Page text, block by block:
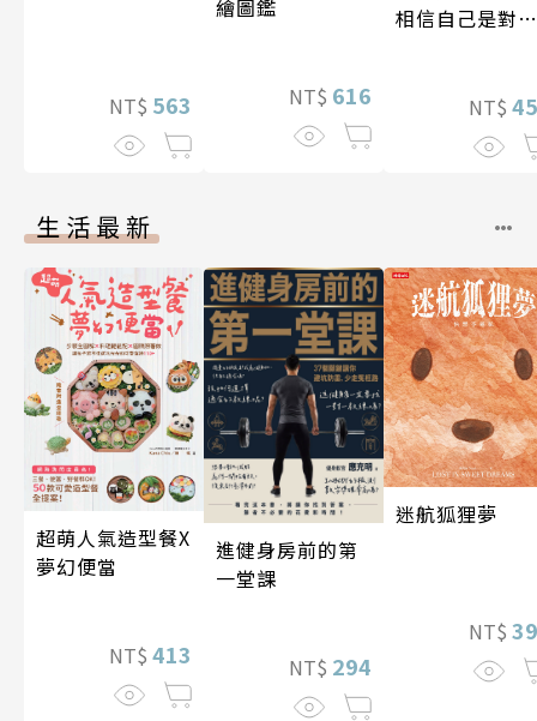
NT$ 563
繪圖鑑
NT$ 616
相信自己是對
NT$
生活最新
超萌人氣造型餐X
夢幻便當
NT$ 413
進健身房前的第
一堂課
NT$ 294
迷航狐狸夢
NT$